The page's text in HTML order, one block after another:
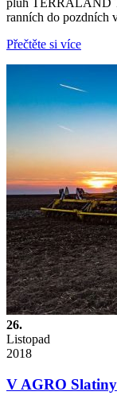
pluh TERRALAND
ranních do pozdních
Přečtěte si více
26.
Listopad
2018
V AGRO